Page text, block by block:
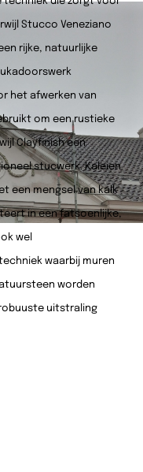
Stucco Veneziano
rijke, natuurlijke
het afwerken van
om een rustieke
Clayfinish een
stucwerk. Kaleien
een mengsel van kalk
in een fatsoenlijke,
wel
waarbij muren
worden
uitstraling